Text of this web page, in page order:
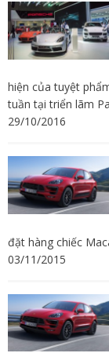
hiện của tuyệt
tuần tại triển lãm
29/10/2016
đặt hàng chiếc
03/11/2015